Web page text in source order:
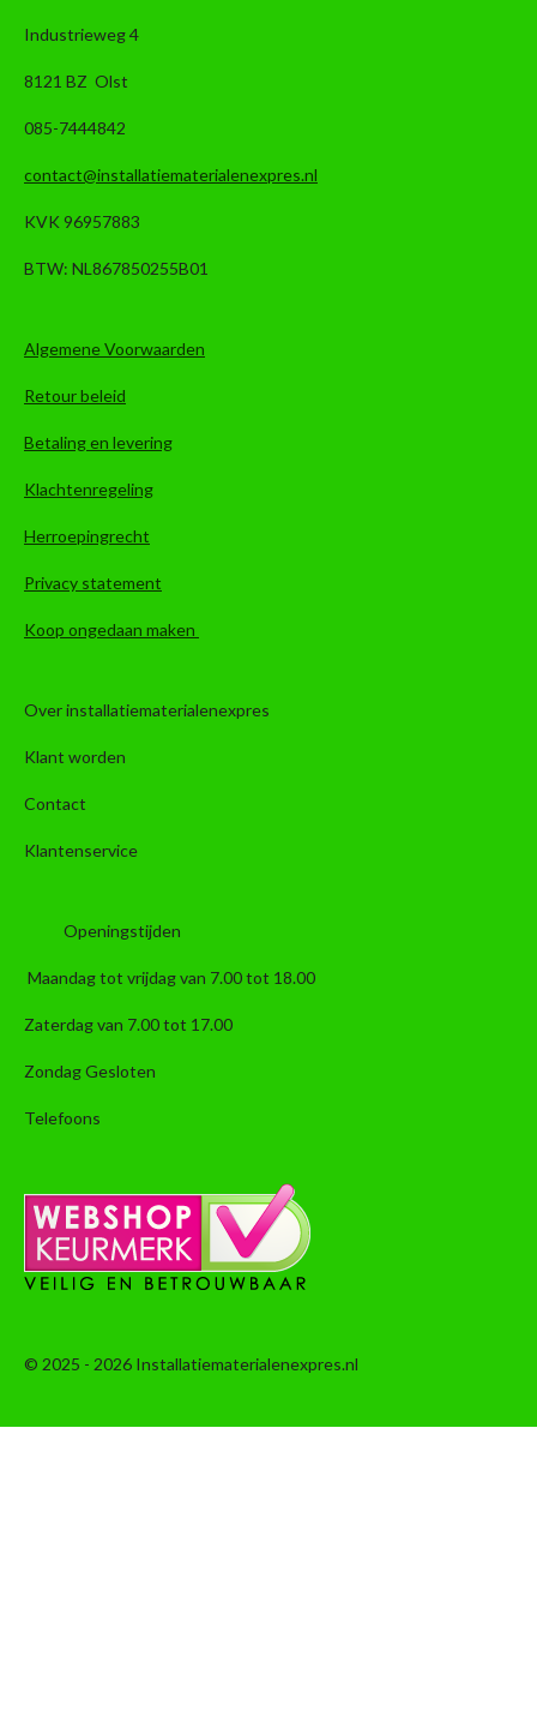
Industrieweg 4
8121 BZ Olst
085-7444842
contact@installatiematerialenexpres.nl
KVK 96957883
BTW: NL867850255B01
Algemene Voorwaarden
Retour beleid
Betaling en levering
Klachtenregeling
Herroepingrecht
Privacy statement
Koop ongedaan maken
Over installatiematerialenexpres
Klant worden
Contact
Klantenservice
Openingstijden
Maandag tot vrijdag van 7.00 tot 18.00
Zaterdag van 7.00 tot 17.00
Zondag Gesloten
Telefoons
© 2025 - 2026 Installatiematerialenexpres.nl